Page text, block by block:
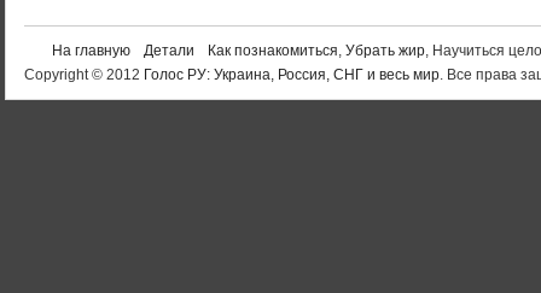
На главную Детали Как познакомиться, Убрать жир, Научиться
Copyright © 2012 Голос РУ: Украина, Россия, СНГ и весь мир. Все права